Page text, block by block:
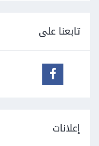
تابعنا على
إعلانات